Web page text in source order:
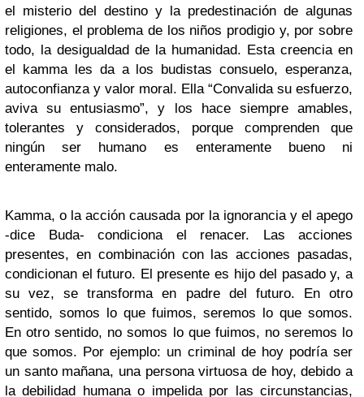
el misterio del destino y la predestinación de algunas
religiones, el problema de los niños prodigio y, por sobre
todo, la desigualdad de la humanidad. Esta creencia en
el kamma les da a los budistas consuelo, esperanza,
autoconfianza y valor moral. Ella “Convalida su esfuerzo,
aviva su entusiasmo”, y los hace siempre amables,
tolerantes y considerados, porque comprenden que
ningún ser humano es enteramente bueno ni
enteramente malo.
Kamma, o la acción causada por la ignorancia y el apego
-dice Buda- condiciona el renacer. Las acciones
presentes, en combinación con las acciones pasadas,
condicionan el futuro. El presente es hijo del pasado y, a
su vez, se transforma en padre del futuro. En otro
sentido, somos lo que fuimos, seremos lo que somos.
En otro sentido, no somos lo que fuimos, no seremos lo
que somos. Por ejemplo: un criminal de hoy podría ser
un santo mañana, una persona virtuosa de hoy, debido a
la debilidad humana o impelida por las circunstancias,